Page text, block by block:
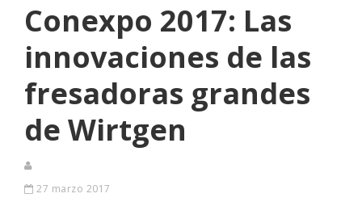
Conexpo 2017: Las
innovaciones de las
fresadoras grandes
de Wirtgen
27 marzo 2017